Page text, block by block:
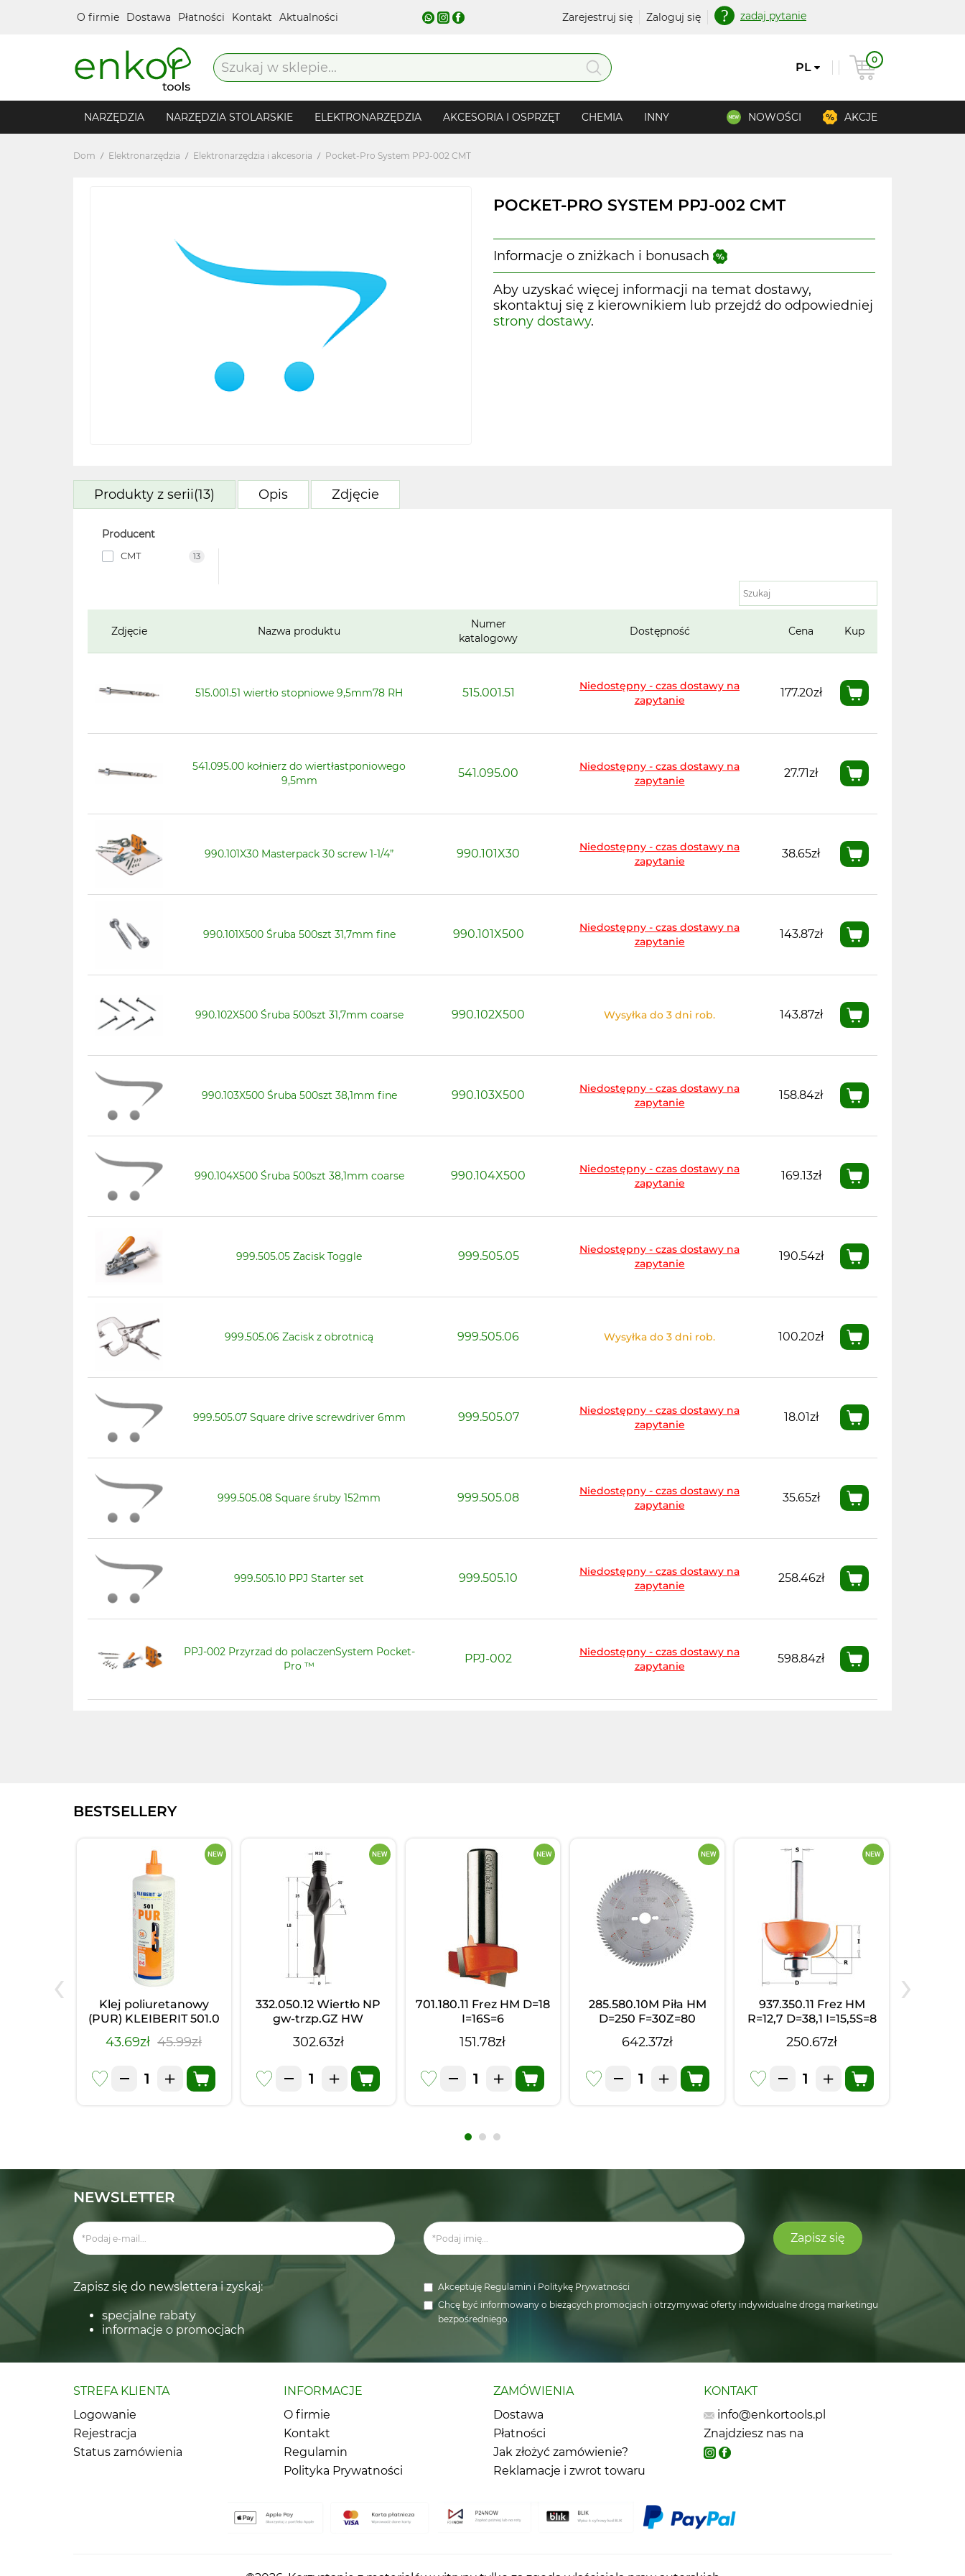
O firmie Dostawa Płatności Kontakt Aktualności Zarejestruj się Zaloguj się zadaj pytanie
PL
0
NARZĘDZIA NARZĘDZIA STOLARSKIE ELEKTRONARZĘDZIA AKCESORIA I OSPRZĘT CHEMIA INNY NOWOŚCI AKCJE
Dom Elektronarzędzia Elektronarzędzia i akcesoria Pocket-Pro System PPJ-002 CMT
POCKET-PRO SYSTEM PPJ-002 CMT
Informacje o zniżkach i bonusach
Aby uzyskać więcej informacji na temat dostawy,
skontaktuj się z kierownikiem lub przejdź do odpowiedniej
strony dostawy.
Produkty z serii(13) Opis Zdjęcie
Producent
CMT 13
Zdjęcie Nazwa produktu
Numer
katalogowy
Dostępność Cena Kup
515.001.51 wiertło stopniowe 9,5mm78 RH 515.001.51
Niedostępny - czas dostawy na
zapytanie
177.20zł
541.095.00 kołnierz do wiertłastponiowego
9,5mm
541.095.00
Niedostępny - czas dostawy na
zapytanie
27.71zł
990.101X30 Masterpack 30 screw 1-1/4” 990.101X30
Niedostępny - czas dostawy na
zapytanie
38.65zł
990.101X500 Śruba 500szt 31,7mm fine 990.101X500
Niedostępny - czas dostawy na
zapytanie
143.87zł
990.102X500 Śruba 500szt 31,7mm coarse 990.102X500 Wysyłka do 3 dni rob. 143.87zł
990.103X500 Śruba 500szt 38,1mm fine 990.103X500
Niedostępny - czas dostawy na
zapytanie
158.84zł
990.104X500 Śruba 500szt 38,1mm coarse 990.104X500
Niedostępny - czas dostawy na
zapytanie
169.13zł
999.505.05 Zacisk Toggle 999.505.05
Niedostępny - czas dostawy na
zapytanie
190.54zł
999.505.06 Zacisk z obrotnicą 999.505.06 Wysyłka do 3 dni rob. 100.20zł
999.505.07 Square drive screwdriver 6mm 999.505.07
Niedostępny - czas dostawy na
zapytanie
18.01zł
999.505.08 Square śruby 152mm 999.505.08
Niedostępny - czas dostawy na
zapytanie
35.65zł
999.505.10 PPJ Starter set 999.505.10
Niedostępny - czas dostawy na
zapytanie
258.46zł
PPJ-002 Przyrzad do polaczenSystem Pocket-
Pro ™
PPJ-002
Niedostępny - czas dostawy na
zapytanie
598.84zł
BESTSELLERY
Klej poliuretanowy
(PUR) KLEIBERIT 501.0
(1kg)
43.69zł 45.99zł
332.050.12 Wiertło NP
gw-trzp.GZ HW
D=5I=20 LB=45
S=M10/30o LH
302.63zł
701.180.11 Frez HM D=18
I=16S=6
151.78zł
285.580.10M Piła HM
D=250 F=30Z=80
K=3,0/2,5
642.37zł
937.350.11 Frez HM
R=12,7 D=38,1 I=15,5S=8
250.67zł
‹ ›
NEWSLETTER
Zapisz się
Zapisz się do newslettera i zyskaj:
specjalne rabaty
informacje o promocjach
Akceptuję Regulamin i Politykę Prywatności
Chcę być informowany o bieżących promocjach i otrzymywać oferty indywidualne drogą marketingu
bezpośredniego.
STREFA KLIENTA
Logowanie
Rejestracja
Status zamówienia
INFORMACJE
O firmie
Kontakt
Regulamin
Polityka Prywatności
ZAMÓWIENIA
Dostawa
Płatności
Jak złożyć zamówienie?
Reklamacje i zwrot towaru
KONTAKT
info@enkortools.pl
Znajdziesz nas na